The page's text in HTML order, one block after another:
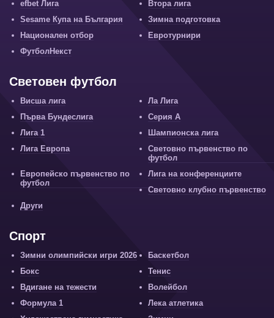
efbet Лига
Втора лига
Sesame Купа на България
Зимна подготовка
Национален отбор
Евротурнири
ФутболНекст
Световен футбол
Висша лига
Ла Лига
Първа Бундеслига
Серия А
Лига 1
Шампионска лига
Лига Европа
Световно първенство по
футбол
Европейско първенство по
футбол
Лига на конференциите
Световно клубно първенство
Други
Спорт
Зимни олимпийски игри 2026
Баскетбол
Бокс
Тенис
Вдигане на тежести
Волейбол
Формула 1
Лека атлетика